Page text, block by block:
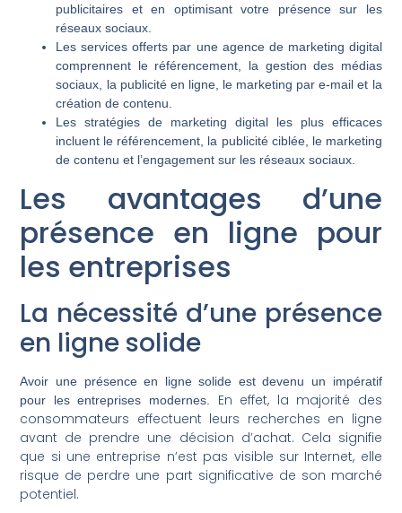
publicitaires et en optimisant votre présence sur les
réseaux sociaux.
Les services offerts par une agence de marketing digital
comprennent le référencement, la gestion des médias
sociaux, la publicité en ligne, le marketing par e-mail et la
création de contenu.
Les stratégies de marketing digital les plus efficaces
incluent le référencement, la publicité ciblée, le marketing
de contenu et l’engagement sur les réseaux sociaux.
Les avantages d’une
présence en ligne pour
les entreprises
La nécessité d’une présence
en ligne solide
Avoir une présence en ligne solide est devenu un impératif
pour les entreprises modernes.
En effet, la majorité des
consommateurs effectuent leurs recherches en ligne
avant de prendre une décision d’achat. Cela signifie
que si une entreprise n’est pas visible sur Internet, elle
risque de perdre une part significative de son marché
potentiel.